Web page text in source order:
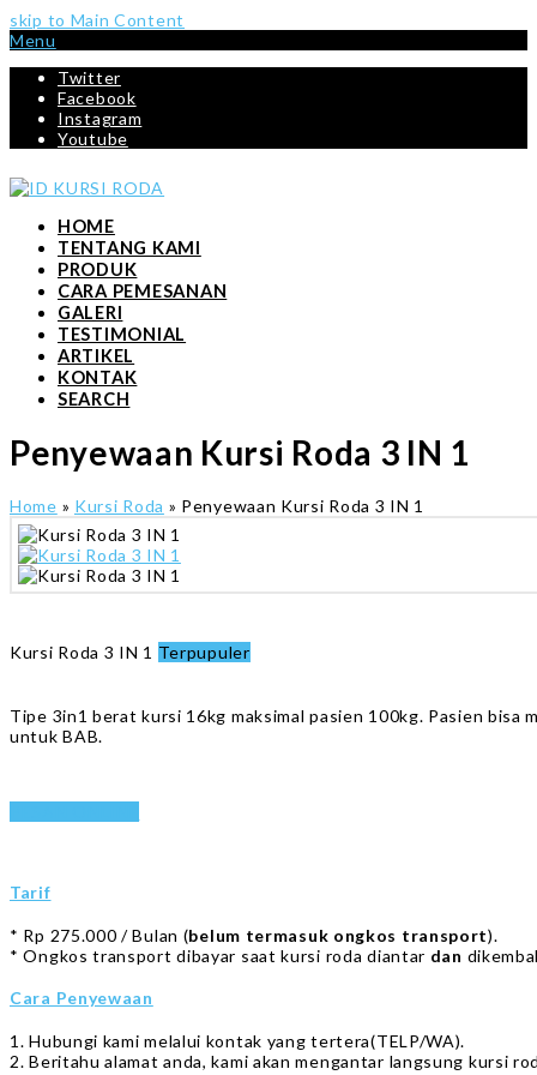
skip to Main Content
Menu
Twitter
Facebook
Instagram
Youtube
HOME
TENTANG KAMI
PRODUK
CARA PEMESANAN
GALERI
TESTIMONIAL
ARTIKEL
KONTAK
SEARCH
Penyewaan Kursi Roda 3 IN 1
Home » Kursi Roda » Penyewaan Kursi Roda 3 IN 1
Kursi Roda 3 IN 1 Terpupuler
Tipe 3in1 berat kursi 16kg maksimal pasien 100kg. Pasien
untuk BAB.
Tarif
* Rp 275.000 / Bulan (belum termasuk ongkos transport).
* Ongkos transport dibayar saat kursi roda diantar dan
Cara Penyewaan
1. Hubungi kami melalui kontak yang tertera(TELP/WA).
2. Beritahu alamat anda, kami akan mengantar langsung kursi